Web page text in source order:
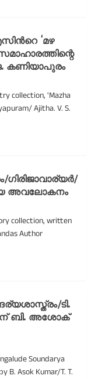
‘മഴ
collection, 'Mazha
Ajitha. V. S.
അവലോകനം
collection, written
Author
ടി.
ബി. അശോക്
Soundarya
B. Asok Kumar/T. T.